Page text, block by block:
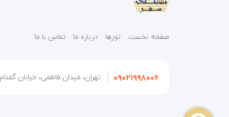
صفحه نخست تورها درباره ما تماس با ما
۰۹۰۲۱۹۹۸۰۰۶ تهران، میدان فاطمی، خیابان گمنام،